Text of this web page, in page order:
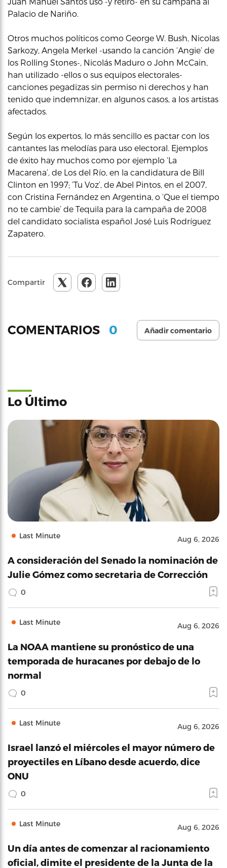
Palacio de Nariño.
Otros muchos políticos como George W. Bush, Nicolas
Sarkozy, Angela Merkel -usando la canción ‘Angie’ de
los Rolling Stones-, Nicolás Maduro o John McCain,
han utilizado -ellos o sus equipos electorales-
canciones pegadizas sin permiso ni derechos y han
tenido que indemnizar, en algunos casos, a los artistas
afectados.
Según los expertos, lo más sencillo es pactar con los
cantantes las melodías para uso electoral. Ejemplos
de éxito hay muchos como por ejemplo ‘La
Macarena’, de Los del Río, en la candidatura de Bill
Clinton en 1997; ‘Tu Voz’, de Abel Pintos, en el 2007,
con Cristina Fernández en Argentina, o ‘Que el tiempo
no te cambie’ de Tequila para la campaña de 2008
del candidato socialista español José Luis Rodríguez
Zapatero.
Compartir
COMENTARIOS 0 Añadir comentario
Lo Último
Last Minute Aug 6, 2026
A consideración del Senado la nominación de
Julie Gómez como secretaria de Corrección
0
Last Minute Aug 6, 2026
La NOAA mantiene su pronóstico de una
temporada de huracanes por debajo de lo
normal
0
Last Minute Aug 6, 2026
Israel lanzó el miércoles el mayor número de
proyectiles en Líbano desde acuerdo, dice
ONU
0
Last Minute Aug 6, 2026
Un día antes de comenzar al racionamiento
oficial, dimite el presidente de la Junta de la